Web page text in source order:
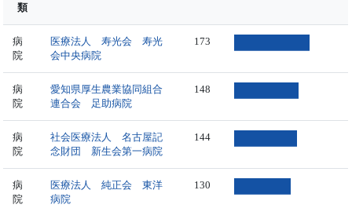
類
病
院
医療法人 寿光会 寿光
会中央病院
173
病
院
愛知県厚生農業協同組合
連合会 足助病院
148
病
院
社会医療法人 名古屋記
念財団 新生会第一病院
144
病
院
医療法人 純正会 東洋
病院
130